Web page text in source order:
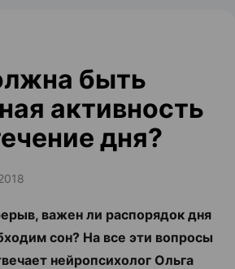
быть
активность
дня?
важен ли распорядок дня
сон? На все эти вопросы
нейропсихолог Ольга